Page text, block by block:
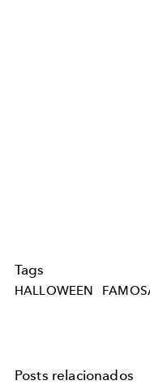
Tags
HALLOWEEN
Posts relacionados